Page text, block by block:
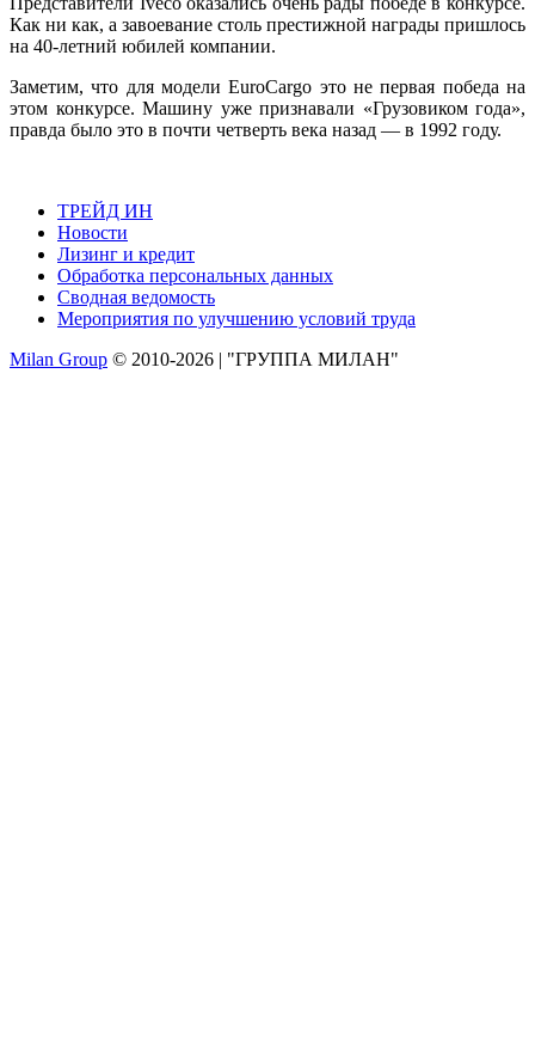
Как ни как, а завоевание столь престижной награды пришлось
на 40-летний юбилей компании.
Заметим, что для модели EuroCargo это не первая победа на
этом конкурсе. Машину уже признавали «Грузовиком года»,
правда было это в почти четверть века назад — в 1992 году.
ТРЕЙД ИН
Новости
Лизинг и кредит
Обработка персональных данных
Сводная ведомость
Мероприятия по улучшению условий труда
Milan Group © 2010-2026 | "ГРУППА МИЛАН"